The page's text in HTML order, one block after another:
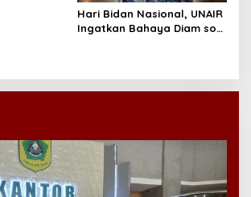
Hari Bidan Nasional, UNAIR
Ingatkan Bahaya Diam soal